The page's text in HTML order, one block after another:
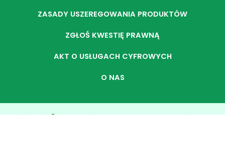
ZASADY USZEREGOWANIA PRODUKTÓW
ZGŁOŚ KWESTIĘ PRAWNĄ
AKT O USŁUGACH CYFROWYCH
O NAS